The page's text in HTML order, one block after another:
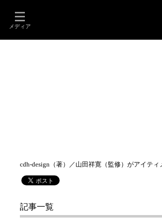
メディア
cdh-design（著）／山田祥寛（監修）がアイティ
記事一覧